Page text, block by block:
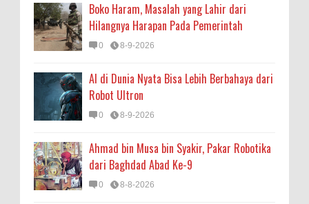
Boko Haram, Masalah yang Lahir dari
Hilangnya Harapan Pada Pemerintah
0 8-9-2026
AI di Dunia Nyata Bisa Lebih Berbahaya dari
Robot Ultron
0 8-9-2026
Ahmad bin Musa bin Syakir, Pakar Robotika
dari Baghdad Abad Ke-9
0 8-8-2026